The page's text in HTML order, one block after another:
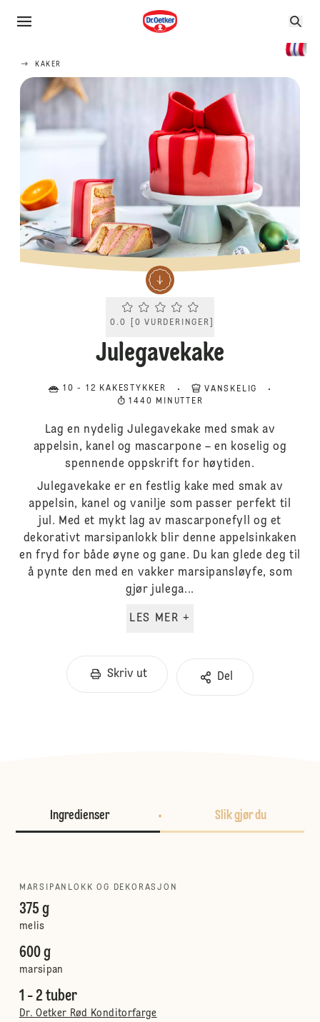
KAKER
Current rating 0.0. Click to rate.
0.0 0 VURDERINGER
Julegavekake
10 - 12 KAKESTYKKER
VANSKELIG
1440 MINUTTER
Lag en nydelig Julegavekake med smak av
appelsin, kanel og mascarpone – en koselig og
spennende oppskrift for høytiden.
Julegavekake er en festlig kake med smak av
appelsin, kanel og vanilje som passer perfekt til
jul. Med et mykt lag av mascarponefyll og et
dekorativt marsipanlokk blir denne appelsinkaken
en fryd for både øyne og gane. Du kan glede deg til
å pynte den med en vakker marsipansløyfe, som
gjør julega...
LES MER +
Skriv ut Del
Ingredienser Slik gjør du
MARSIPANLOKK OG DEKORASJON
375 g
melis
600 g
marsipan
1 - 2 tuber
Dr. Oetker Rød Konditorfarge